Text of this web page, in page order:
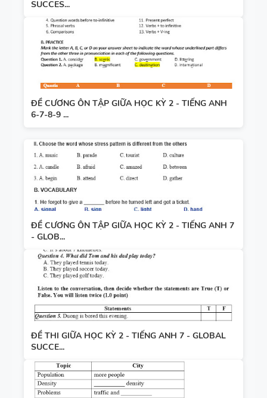
SUCCES...
ĐỀ CƯƠNG ÔN TẬP GIỮA HỌC KỲ 2 - TIẾNG ANH
6-7-8-9 ...
ĐỀ CƯƠNG ÔN TẬP GIỮA HỌC KỲ 2 - TIẾNG ANH 7
- GLOB...
ĐỀ THI GIỮA HỌC KỲ 2 - TIẾNG ANH 7 - GLOBAL
SUCCE...